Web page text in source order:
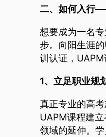
二、如何入行
想要成为一名
步。向阳生涯
训认证，UAPM
1、立足职业规
真正专业的高
UAPM课程建
领域的延伸。